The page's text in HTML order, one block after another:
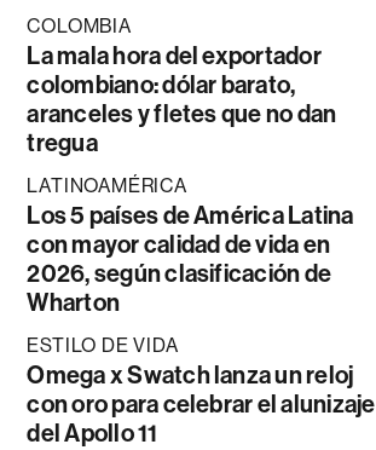
COLOMBIA
La mala hora del exportador
colombiano: dólar barato,
aranceles y fletes que no dan
tregua
LATINOAMÉRICA
Los 5 países de América Latina
con mayor calidad de vida en
2026, según clasificación de
Wharton
ESTILO DE VIDA
Omega x Swatch lanza un reloj
con oro para celebrar el alunizaje
del Apollo 11